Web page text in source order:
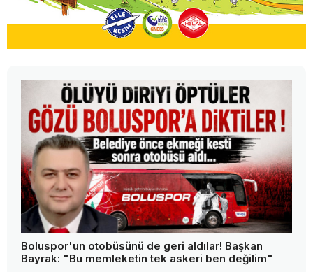
Boluspor'un otobüsünü de geri aldılar! Başkan
Bayrak: "Bu memleketin tek askeri ben değilim"